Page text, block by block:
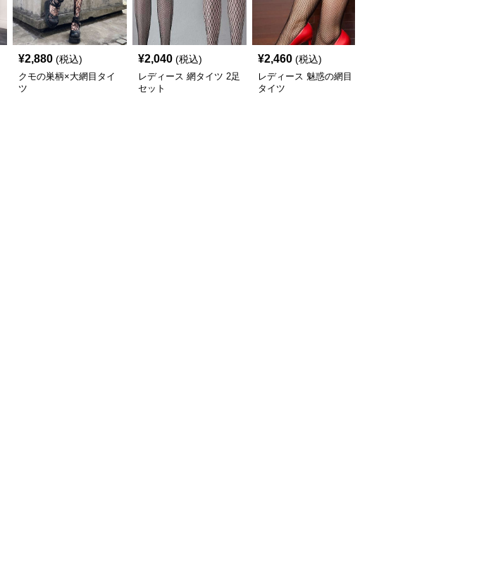
¥2,880 (税込)
クモの巣柄×大網目タイ
ツ
¥2,040 (税込)
レディース 網タイツ 2足
セット
¥2,460 (税込)
レディース 魅惑の網目
タイツ